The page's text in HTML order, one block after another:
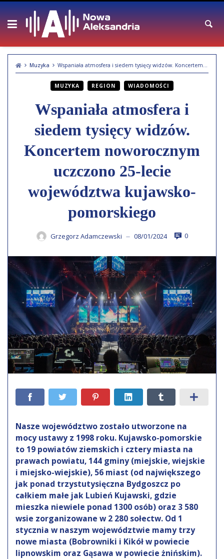
Skip
content
Muzyka Wspaniała atmosfera i siedem tysięcy widzów. Koncertem noworocznym uczczono 25-lecie województwa kujawsko-pomorskiego
MUZYKA REGION WIADOMOŚCI
Wspaniała atmosfera i
siedem tysięcy widzów.
Koncertem noworocznym
uczczono 25-lecie
województwa kujawsko-
pomorskiego
Grzegorz Adamczewski — 08/01/2024 0
Nasze województwo zostało utworzone na
mocy ustawy z 1998 roku. Kujawsko-pomorskie
to 19 powiatów ziemskich i cztery miasta na
prawach powiatu, 144 gminy (miejskie, wiejskie
i miejsko-wiejskie), 56 miast (od największego
jak ponad trzystutysięczna Bydgoszcz po
całkiem małe jak Lubień Kujawski, gdzie
mieszka niewiele ponad 1300 osób) oraz 3 580
wsie zorganizowane w 2 280 sołectw. Od 1
stycznia w naszym województwie mamy trzy
nowe miasta (Bobrowniki i Kikół w powiecie
lipnowskim oraz Gąsawa w powiecie żnińskim).